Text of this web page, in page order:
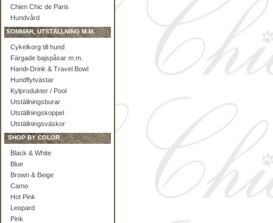
Chien Chic de Paris
Hundvård
SOMMAR, UTSTÄLLNING M.M.
Cykelkorg till hund
Färgade bajspåsar m.m.
Handi-Drink & Travel Bowl
Hundflytvästar
Kylprodukter / Pool
Utställningsburar
Utställningskoppel
Utställningsväskor
SHOP BY COLOR
Black & White
Blue
Brown & Beige
Camo
Hot Pink
Leopard
Pink